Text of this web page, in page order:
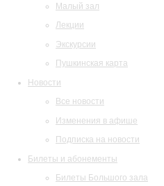
Малый зал
Лекции
Экскурсии
Пушкинская карта
Новости
Все новости
Изменения в афише
Подписка на новости
Билеты и абонементы
Билеты Большого зала